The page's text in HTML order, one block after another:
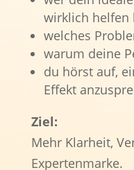
wirklich helfen
welches
warum deine
du hörst auf,
Effekt
Ziel:
Mehr Klarheit,
Expertenmarke.